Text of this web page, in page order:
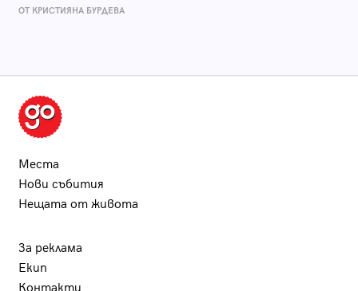
ОТ КРИСТИЯНА БУРДЕВА
Места
Нови събития
Нещата от живота
За реклама
Екип